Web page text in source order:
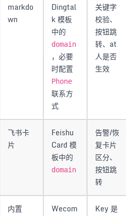
markdo
wn
Dingtal
k 模板
中的
domain
，必要
时配置
Phone
联系方
式
关键字
校验、
按钮跳
转、at
人是否
生效
飞书卡
片
Feishu
Card 模
板中的
domain
告警/恢
复卡片
区分、
按钮跳
转
内置
Wecom
Key 是